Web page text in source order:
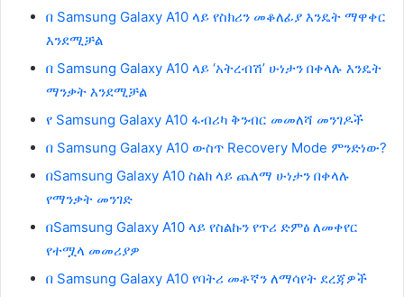
በ Samsung Galaxy A10 ላይ የስክሪን መቆለፊያ እንዴት ማዋቀር
እንደሚቻል
በ Samsung Galaxy A10 ላይ ‘አትረብሽ’ ሁነታን በቀላሉ እንዴት
ማንቃት እንደሚቻል
የ Samsung Galaxy A10 ፋብሪካ ቅንብር መመለሻ መንገዶች
በ Samsung Galaxy A10 ውስጥ Recovery Mode ምንድነው?
በSamsung Galaxy A10 ስልክ ላይ ጨለማ ሁነታን በቀላሉ
የማንቃት መንገድ
በSamsung Galaxy A10 ላይ የስልኩን የጥሪ ድምፅ ለመቀየር
የተሟላ መመሪያዎ
በ Samsung Galaxy A10 የባትሪ መቶኛን ለማሳየት ደረጃዎች